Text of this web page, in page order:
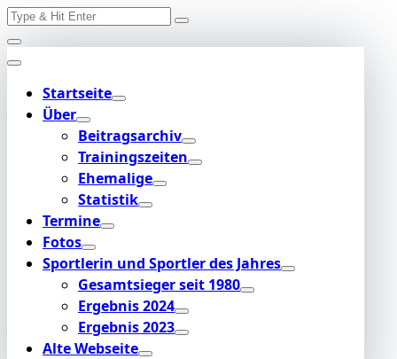
Skip
to
content
Search
Startseite
Über
Beitragsarchiv
Trainingszeiten
Ehemalige
Statistik
Termine
Fotos
Sportlerin und Sportler des Jahres
Gesamtsieger seit 1980
Ergebnis 2024
Ergebnis 2023
Alte Webseite